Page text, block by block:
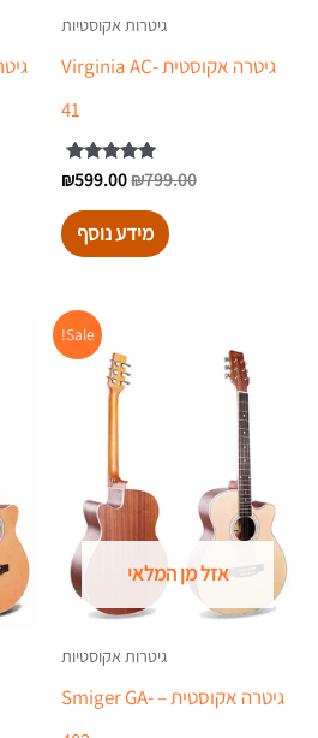
גיטרות אקוסטיות
גיטרה אקוסטית -Virginia AC
41
דורג
5.00
מתוך 5
₪799.00
₪599.00
מידע נוסף
Sale!
אזל מן המלאי
גיטרות אקוסטיות
גיטרה אקוסטית – Smiger GA-
המחיר
המקורי
היה:
₪799.00.
המחיר
הנוכחי